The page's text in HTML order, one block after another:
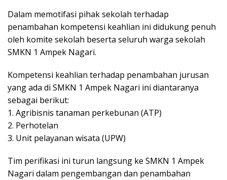
Dalam memotifasi pihak sekolah terhadap
penambahan kompetensi keahlian ini didukung penuh
oleh komite sekolah beserta seluruh warga sekolah
SMKN 1 Ampek Nagari.
Kompetensi keahlian terhadap penambahan jurusan
yang ada di SMKN 1 Ampek Nagari ini diantaranya
sebagai berikut:
1. Agribisnis tanaman perkebunan (ATP)
2. Perhotelan
3. Unit pelayanan wisata (UPW)
Tim perifikasi ini turun langsung ke SMKN 1 Ampek
Nagari dalam pengembangan dan penambahan